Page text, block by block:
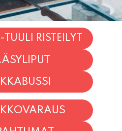
RISTEILYT
INFO